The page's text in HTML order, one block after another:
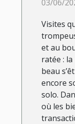
03/06/
Visites
et au
ratée :
beau
encore
solo.
où les